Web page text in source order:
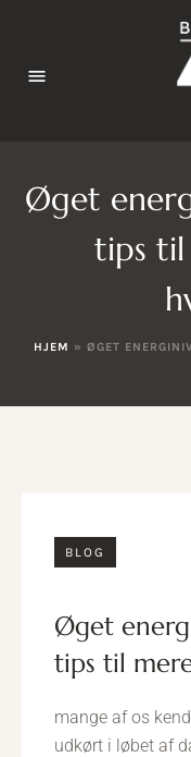
Øget
tips til
HJEM » ØGET
BLOG
øget energiniveau med enkle
tips til
mange af os
udkørt i løbet af